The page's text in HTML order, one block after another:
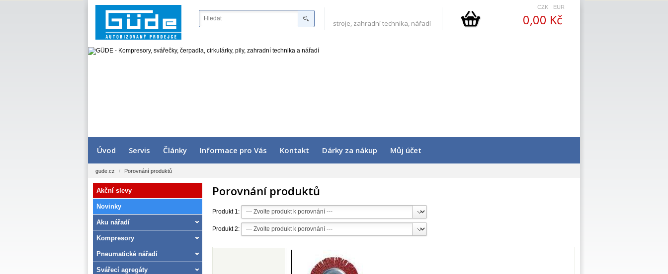
stroje, zahradní technika, nářadí 0,00 Kč
CZK EUR
Úvod Servis Články Informace pro Vás Kontakt Dárky za nákup Můj účet
gude.cz / Porovnání produktů
Porovnání produktů
Produkt 1:
Produkt 2:
Akční slevy
Novinky
Aku nářadí
Kompresory
Pneumatické nářadí
Svářecí agregáty